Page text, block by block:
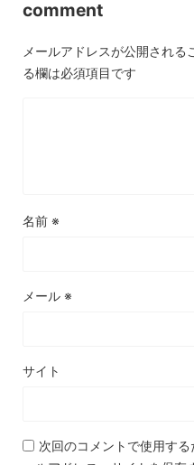
comment
メールアドレスが公開される
る欄は必須項目です
名前 ※
メール ※
サイト
次回のコメントで使用す